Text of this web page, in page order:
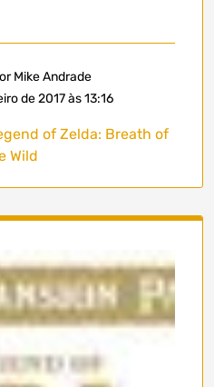
Mike Andrade
de 2017 às 13:16
of Zelda: Breath of
Wild